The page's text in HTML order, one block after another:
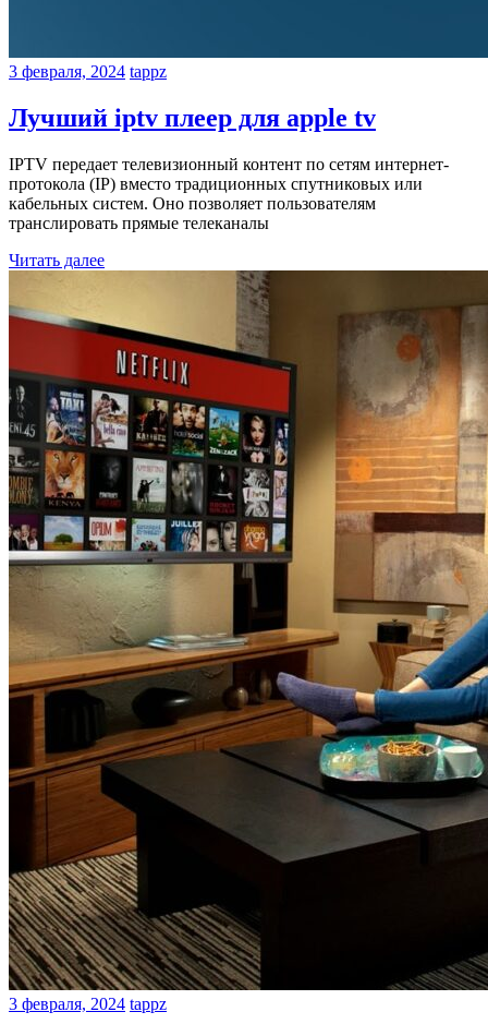
3 февраля, 2024 tappz
Лучший iptv плеер для apple tv
IPTV передает телевизионный контент по сетям интернет-
протокола (IP) вместо традиционных спутниковых или
кабельных систем. Оно позволяет пользователям
транслировать прямые телеканалы
Читать далее
3 февраля, 2024 tappz